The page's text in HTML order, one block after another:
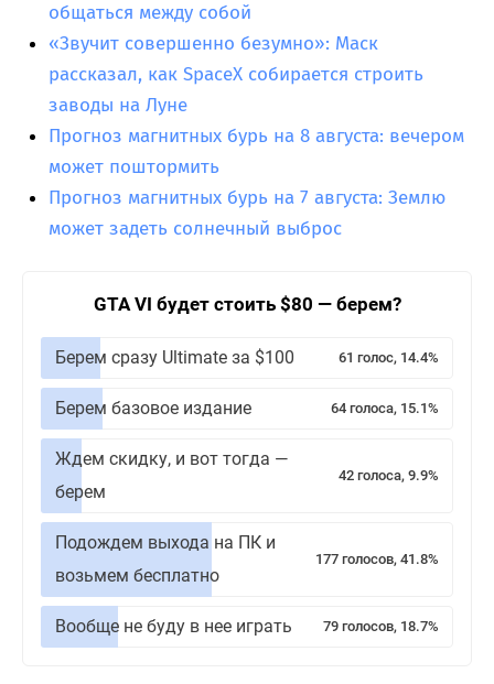
общаться между собой
«Звучит совершенно безумно»: Маск
рассказал, как SpaceX собирается строить
заводы на Луне
Прогноз магнитных бурь на 8 августа: вечером
может поштормить
Прогноз магнитных бурь на 7 августа: Землю
может задеть солнечный выброс
GTA VI будет стоить $80 — берем?
Берем сразу Ultimate за $100 61 голос, 14.4%
Берем базовое издание 64 голоса, 15.1%
Ждем скидку, и вот тогда —
берем
42 голоса, 9.9%
Подождем выхода на ПК и
возьмем бесплатно
177 голосов, 41.8%
Вообще не буду в нее играть 79 голосов, 18.7%